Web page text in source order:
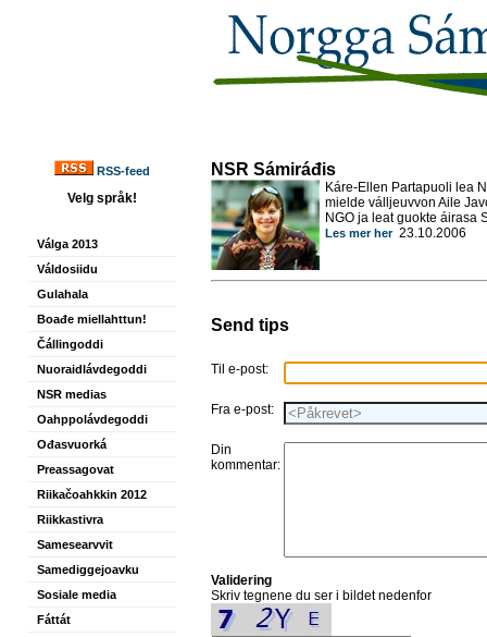
RSS-feed
Velg språk!
Válga 2013
Váldosiidu
Gulahala
Boađe miellahttun!
Čállingoddi
Nuoraidlávdegoddi
NSR medias
Oahppolávdegoddi
Ođasvuorká
Preassagovat
Riikačoahkkin 2012
Riikkastivra
Samesearvvit
Samediggejoavku
Sosiale media
Fáttát
NSR Sámiráđis
Káre-Ellen Partapuoli lea
mielde válljeuvvon Aile
NGO ja leat guokte áirasa
Les mer her23.10.2006
Send tips
Til e-post:
Fra e-post:
Din
kommentar:
Validering
Skriv tegnene du ser i bildet nedenfor